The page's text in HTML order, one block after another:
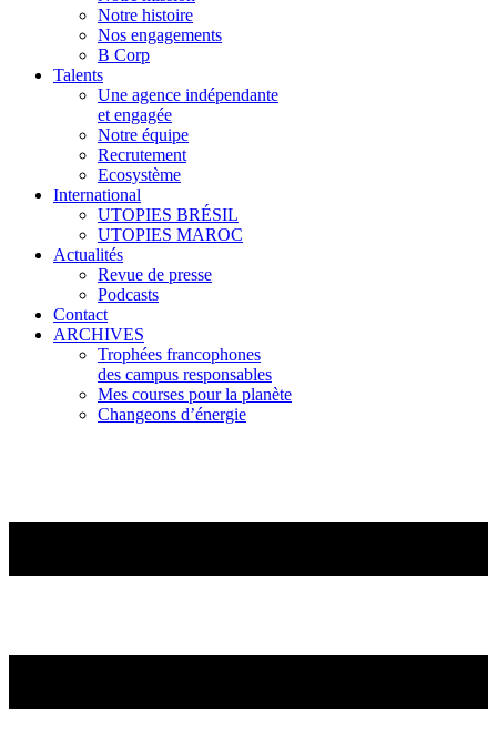
Notre histoire
Nos engagements
B Corp
Talents
Une agence indépendante
et engagée
Notre équipe
Recrutement
Ecosystème
International
UTOPIES BRÉSIL
UTOPIES MAROC
Actualités
Revue de presse
Podcasts
Contact
ARCHIVES
Trophées francophones
des campus responsables
Mes courses pour la planète
Changeons d’énergie